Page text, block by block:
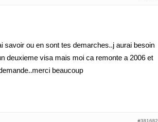
savoir ou en sont tes demarches..j aurai besoin
deuxieme visa mais moi ca remonte a 2006 et
beaucoup
#381682